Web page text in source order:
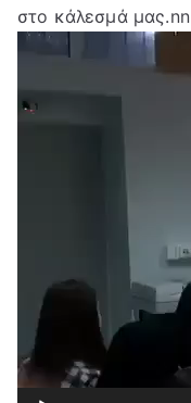
στο κάλεσμά μας.nn
Πρόγραμμα
Βίντεο